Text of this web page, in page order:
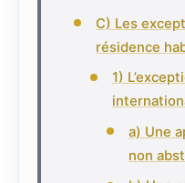
C) Les
résidence
1)
a) Une
non